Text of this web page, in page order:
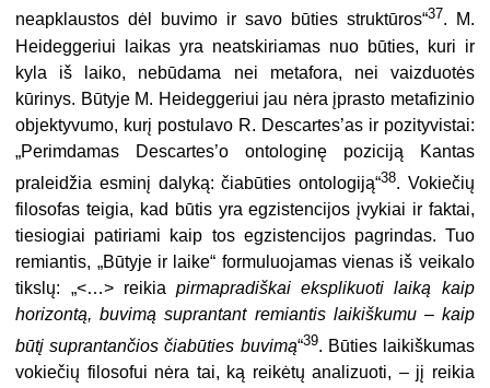
neapklaustos dėl buvimo ir savo būties struktūros“37. M.
Heideggeriui laikas yra neatskiriamas nuo būties, kuri ir
kyla iš laiko, nebūdama nei metafora, nei vaizduotės
kūrinys. Būtyje M. Heideggeriui jau nėra įprasto metafizinio
objektyvumo, kurį postulavo R. Descartes’as ir pozityvistai:
„Perimdamas Descartes’o ontologinę poziciją Kantas
praleidžia esminį dalyką: čiabūties ontologiją“38. Vokiečių
filosofas teigia, kad būtis yra egzistencijos įvykiai ir faktai,
tiesiogiai patiriami kaip tos egzistencijos pagrindas. Tuo
remiantis, „Būtyje ir laike“ formuluojamas vienas iš veikalo
tikslų: „<…> reikia pirmapradiškai eksplikuoti laiką kaip
horizontą, buvimą suprantant remiantis laikiškumu – kaip
būtį suprantančios čiabūties buvimą“39. Būties laikiškumas
vokiečių filosofui nėra tai, ką reikėtų analizuoti, – jį reikia